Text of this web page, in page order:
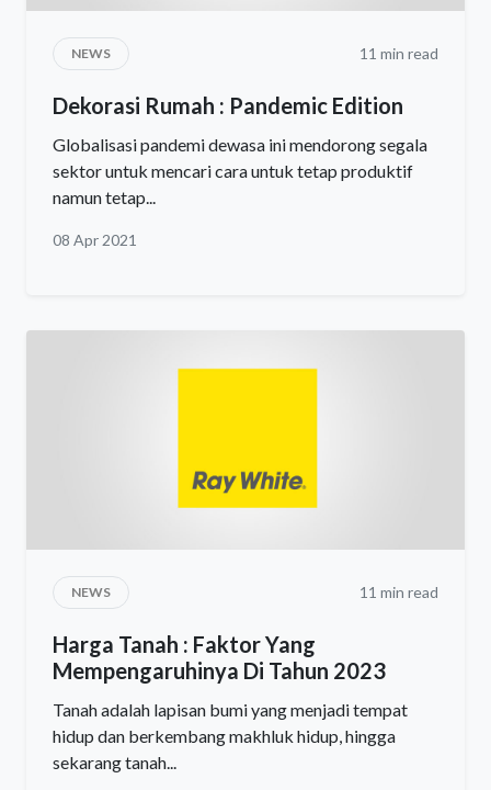
NEWS 11 min read
Dekorasi Rumah : Pandemic Edition
Globalisasi pandemi dewasa ini mendorong segala
sektor untuk mencari cara untuk tetap produktif
namun tetap...
08 Apr 2021
NEWS 11 min read
Harga Tanah : Faktor Yang
Mempengaruhinya Di Tahun 2023
Tanah adalah lapisan bumi yang menjadi tempat
hidup dan berkembang makhluk hidup, hingga
sekarang tanah...